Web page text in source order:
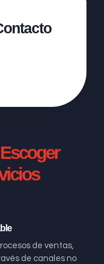
de ventas,
de canales no